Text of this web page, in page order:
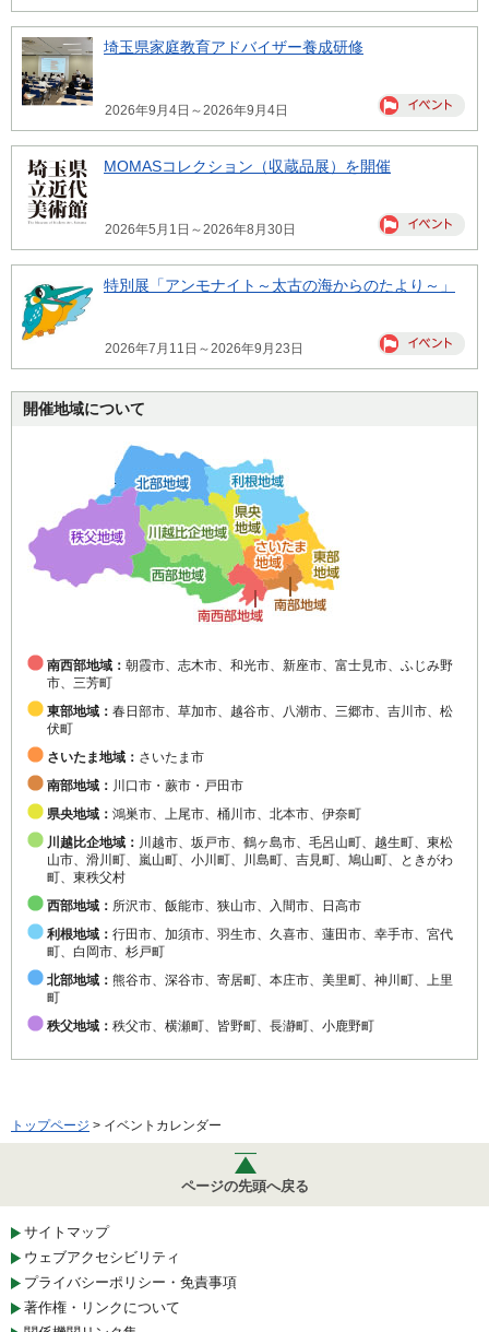
埼玉県家庭教育アドバイザー養成研修
2026年9月4日～2026年9月4日
MOMASコレクション（収蔵品展）を開催
2026年5月1日～2026年8月30日
特別展「アンモナイト～太古の海からのたより～」
2026年7月11日～2026年9月23日
開催地域について
南西部地域： 朝霞市、志木市、和光市、新座市、富士見市、ふじみ野
市、三芳町
東部地域： 春日部市、草加市、越谷市、八潮市、三郷市、吉川市、松
伏町
さいたま地域： さいたま市
南部地域： 川口市・蕨市・戸田市
県央地域： 鴻巣市、上尾市、桶川市、北本市、伊奈町
川越比企地域： 川越市、坂戸市、鶴ヶ島市、毛呂山町、越生町、東松
山市、滑川町、嵐山町、小川町、川島町、吉見町、鳩山町、ときがわ
町、東秩父村
西部地域： 所沢市、飯能市、狭山市、入間市、日高市
利根地域： 行田市、加須市、羽生市、久喜市、蓮田市、幸手市、宮代
町、白岡市、杉戸町
北部地域： 熊谷市、深谷市、寄居町、本庄市、美里町、神川町、上里
町
秩父地域： 秩父市、横瀬町、皆野町、長瀞町、小鹿野町
トップページ > イベントカレンダー
ページの先頭へ戻る
サイトマップ
ウェブアクセシビリティ
プライバシーポリシー・免責事項
著作権・リンクについて